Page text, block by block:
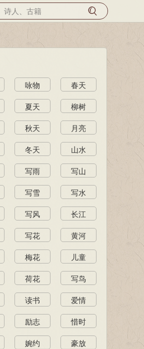
咏物 春天
夏天 柳树
秋天 月亮
冬天 山水
写雨 写山
写雪 写水
写风 长江
写花 黄河
梅花 儿童
荷花 写鸟
读书 爱情
励志 惜时
婉约 豪放